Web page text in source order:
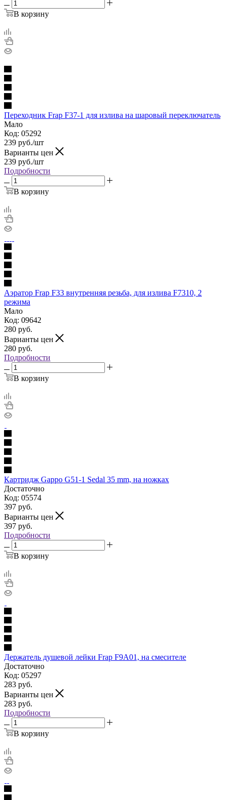
В корзину
Переходник Frap F37-1 для излива на шаровый переключатель
Мало
Код: 05292
239 руб./шт
Варианты цен
239 руб./шт
Подробности
В корзину
Аэратор Frap F33 внутренняя резьба, для излива F7310, 2
режима
Мало
Код: 09642
280 руб.
Варианты цен
280 руб.
Подробности
В корзину
Картридж Gappo G51-1 Sedal 35 mm, на ножках
Достаточно
Код: 05574
397 руб.
Варианты цен
397 руб.
Подробности
В корзину
Держатель душевой лейки Frap F9A01, на смесителе
Достаточно
Код: 05297
283 руб.
Варианты цен
283 руб.
Подробности
В корзину